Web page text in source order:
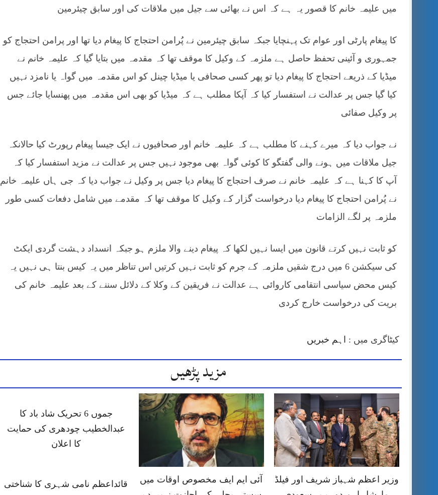
میں علیمہ خانم کا قصور یہ ہے کہ اس نے بھائی سے جیل میں ملاقات کی اور سابق چیئرمین
کا پیغام پارٹی اور عوام تک پہنچایا جبکہ سابق چیئرمین نے پُرامن احتجاج کا پیغام دیا تھا اور پرامن احتجاج کو
جمہوری و آئینی تحفظ حاصل ہے ملزمہ کے وکیل کا موقف تھا کہ مقدمہ میں بتایا گیا کہ علیمہ خانم نے
میڈیا کے ذریعے احتجاج کا پیغام دیا تو پھر کسی صحافی یا میڈیا چینل کو اس مقدمہ میں گواہ یا نامزد نہیں
کیا گیا جس پر عدالت نے استفسار کیا کہ آپکا مطلب ہے کہ میڈیا کو بھی اس مقدمہ میں پھنسایا جائے جس
پر وکیل صفائی
نے جواب دیا کہ میرے کہنے کا مطلب ہے کہ علیمہ خانم اور صحافیوں نے ایک جیسا پیغام رپورٹ کیا حالانکہ
جیل ملاقات میں ہونے والی گفتگو کا کوئی گواہ بھی موجود نہیں جس پر عدالت نے مزید استفسار کیا کہ
آپ کا کہنا ہے کہ علیمہ خانم نے صرف احتجاج کا پیغام دیا جس پر وکیل نے جواب دیا کہ جی ہاں علیمہ خانم
نے پُرامن احتجاج کا پیغام دیا درخواست گزار کے وکیل کا موقف تھا کہ مقدمے میں شامل دفعات کسی طور
ملزمہ پر لگے الزامات
کو ثابت نہیں کرتے قانون میں ایسا نہیں لکھا کہ پیغام دینے والا ملزم ہو جبکہ انسداد دہشت گردی ایکٹ
کی سیکشن 6 میں درج شقیں ملزمہ کے جرم کو ثابت نہیں کرتیں اس تناظر میں یہ کیس بنتا ہی نہیں یہ
کیس محض سیاسی انتقامی کاروائی ہے عدالت نے فریقین کے وکلا کے دلائل سننے کے بعد علیمہ خانم کی
بریت کی درخواست خارج کردی
کیٹاگری میں : اہم خبریں
مزید پڑھیں
وزیر اعظم شہباز شریف اور فیلڈ
آئی ایم ایف مخصوص اوقات میں
جموں 6 تحریک شاد باد کا
عبدالخطیب چودھری کی حمایت
کا اعلان
قائداعظم نامی شہری کا شناختی